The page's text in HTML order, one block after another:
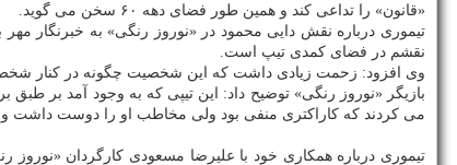
«قانون» را تداعی کند و همین طور فضای دهه ۶۰ سخن می گوید.
تیموری درباره نقش دایی محمود در «نوروز رنگی» به خبرنگار
نقشم در فضای کمدی تیپ است.
وی افزود: زحمت زیادی داشت که این شخصیت چگونه در کنار
بازیگر «نوروز رنگی» توضیح داد: این تیپی که به وجود آمد بر
می کردند که کاراکتری منفی بود ولی مخاطب او را دوست داشت
تیموری درباره همکاری خود با علیرضا مسعودی کارگردان